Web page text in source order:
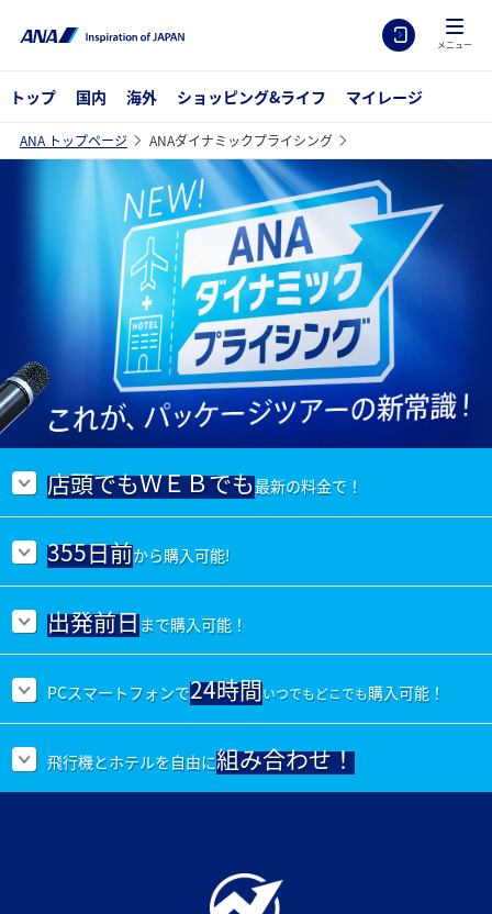
メニュー
トップ 国内 海外 ショッピング&ライフ マイレージ
ANA トップページ ANAダイナミックプライシング
店頭でもＷＥＢでも最新の料金で！
355日前から購入可能!
出発前日まで購入可能！
PCスマートフォンで24時間いつでもどこでも購入可能！
飛行機とホテルを自由に組み合わせ！